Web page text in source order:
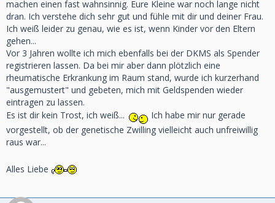
machen einen fast wahnsinnig. Eure Kleine war noch lange nicht
dran. Ich verstehe dich sehr gut und fühle mit dir und deiner Frau.
Ich weiß leider zu genau, wie es ist, wenn Kinder vor den Eltern
gehen...
Vor 3 Jahren wollte ich mich ebenfalls bei der DKMS als Spender
registrieren lassen. Da bei mir aber dann plötzlich eine
rheumatische Erkrankung im Raum stand, wurde ich kurzerhand
"ausgemustert" und gebeten, mich mit Geldspenden wieder
eintragen zu lassen.
Es ist dir kein Trost, ich weiß...
Ich habe mir nur gerade
vorgestellt, ob der genetische Zwilling vielleicht auch unfreiwillig
raus war...
Alles Liebe